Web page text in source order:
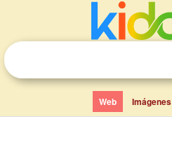
Web Imágenes